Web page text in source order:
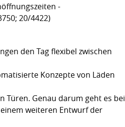
-
20/4422)
den Tag flexibel zwischen
Konzepte von Läden
Türen. Genau darum geht es bei
weiteren Entwurf der